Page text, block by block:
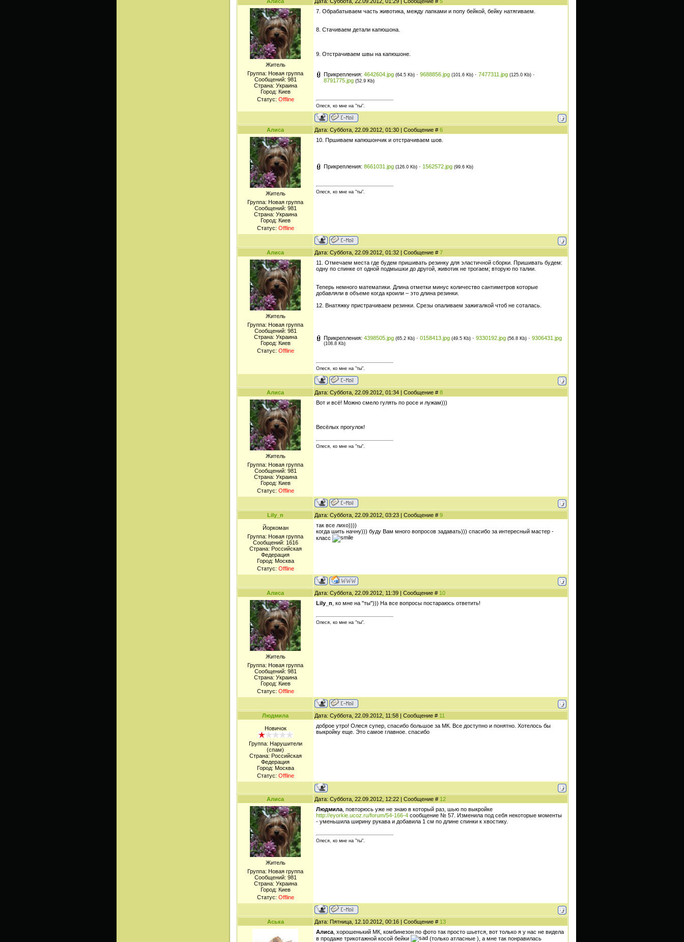
Житель
Группа: Новая группа
Сообщений: 981
Страна: Украина
Город: Киев
Статус: Offline
7. Обрабатываем часть животика, между лапками и попу бейкой, бейку натягиваем.
8. Стачиваем детали капюшона.
9. Отстрачиваем швы на капюшоне.
Прикрепления: 4642604.jpg (64.5 Kb) · 9688856.jpg (101.6 Kb) · 7477311.jpg (125.0 Kb) ·
8791775.jpg (52.9 Kb)
Олеся, ко мне на "ты".
Алиса Дата: Суббота, 22.09.2012, 01:30 | Сообщение # 6
Житель
Группа: Новая группа
Сообщений: 981
Страна: Украина
Город: Киев
Статус: Offline
10. Пршиваем капюшончик и отстрачиваем шов.
Прикрепления: 8661031.jpg (126.0 Kb) · 1562572.jpg (99.6 Kb)
Олеся, ко мне на "ты".
Алиса Дата: Суббота, 22.09.2012, 01:32 | Сообщение # 7
Житель
Группа: Новая группа
Сообщений: 981
Страна: Украина
Город: Киев
Статус: Offline
11. Отмечаем места где будем пришивать резинку для эластичной сборки. Пришивать будем:
одну по спинке от одной подмышки до другой, животик не трогаем; вторую по талии.
Теперь немного математики. Длина отметки минус количество сантиметров которые
добавляли в объеме когда кроили – это длина резинки.
12. Внатяжку пристрачиваем резинки. Срезы опаливаем зажигалкой чтоб не соталась.
Прикрепления: 4398505.jpg (65.2 Kb) · 0158413.jpg (49.5 Kb) · 9330192.jpg (56.8 Kb) · 9306431.jpg
(108.8 Kb)
Олеся, ко мне на "ты".
Алиса Дата: Суббота, 22.09.2012, 01:34 | Сообщение # 8
Житель
Группа: Новая группа
Сообщений: 981
Страна: Украина
Город: Киев
Статус: Offline
Вот и всё! Можно смело гулять по росе и лужам)))
Весёлых прогулок!
Олеся, ко мне на "ты".
Lily_n Дата: Суббота, 22.09.2012, 03:23 | Сообщение # 9
Йоркоман
Группа: Новая группа
Сообщений: 1616
Страна: Российская
Федерация
Город: Москва
Статус: Offline
так все лихо))))
когда шить начну))) буду Вам много вопросов задавать))) спасибо за интересный мастер -
класс
Алиса Дата: Суббота, 22.09.2012, 11:39 | Сообщение # 10
Житель
Группа: Новая группа
Сообщений: 981
Страна: Украина
Город: Киев
Статус: Offline
Lily_n , ко мне на "ты"))) На все вопросы постараюсь ответить!
Олеся, ко мне на "ты".
Людмила Дата: Суббота, 22.09.2012, 11:58 | Сообщение # 11
Новичок
Группа: Нарушители
(спам)
Страна: Российская
Федерация
Город: Москва
Статус: Offline
доброе утро! Олеся супер, спасибо большое за МК. Все доступно и понятно. Хотелось бы
выкройку еще. Это самое главное. спасибо
Алиса Дата: Суббота, 22.09.2012, 12:22 | Сообщение # 12
Житель
Группа: Новая группа
Сообщений: 981
Страна: Украина
Город: Киев
Статус: Offline
Людмила , повторюсь уже не знаю в который раз, шью по выкройке
http://eyorkie.ucoz.ru/forum/54-166-4 сообщение № 57. Изменила под себя некоторые моменты
- уменьшила ширину рукава и добавила 1 см по длине спинки к хвостику.
Олеся, ко мне на "ты".
Аська Дата: Пятница, 12.10.2012, 00:16 | Сообщение # 13
Алиса , хорошенький МК, комбинезон по фото так просто шьется, вот только я у нас не видела
в продаже трикотажной косой бейки
(только атласные ), а мне так понравилась